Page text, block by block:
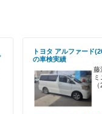
トヨタ アルファード
の車検実績
藤